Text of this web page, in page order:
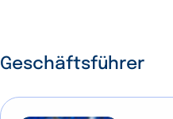
Geschäftsführer